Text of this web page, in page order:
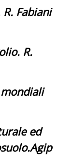
Fabiani
R.
ed